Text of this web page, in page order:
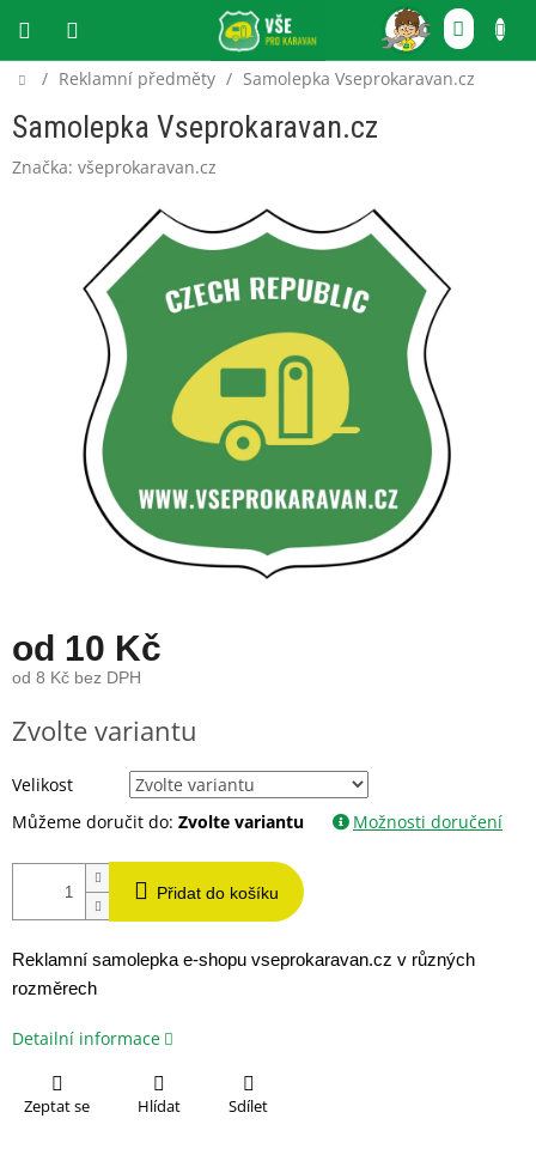
obsah
CZK
Domů
/ Reklamní předměty / Samolepka Vseprokaravan.cz
Samolepka Vseprokaravan.cz
Značka: všeprokaravan.cz
od 10 Kč
od 8 Kč bez DPH
cena:
Zvolte variantu
Velikost
Můžeme doručit do: Zvolte variantu Možnosti doručení
Přidat do košíku
Reklamní samolepka e-shopu vseprokaravan.cz v různých
rozměrech
Detailní informace
Zeptat se Hlídat Sdílet